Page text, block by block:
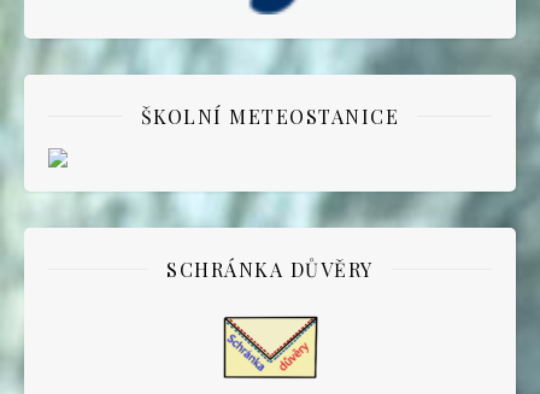
ŠKOLNÍ METEOSTANICE
SCHRÁNKA DŮVĚRY